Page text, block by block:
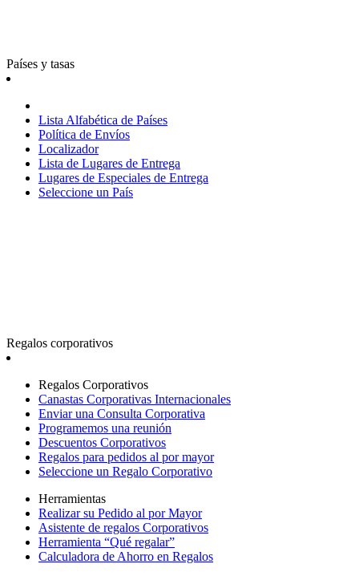
Países y tasas
Lista Alfabética de Países
Política de Envíos
Localizador
Lista de Lugares de Entrega
Lugares de Especiales de Entrega
Seleccione un País
Regalos corporativos
Regalos Corporativos
Canastas Corporativas Internacionales
Enviar una Consulta Corporativa
Programemos una reunión
Descuentos Corporativos
Regalos para pedidos al por mayor
Seleccione un Regalo Corporativo
Herramientas
Realizar su Pedido al por Mayor
Asistente de regalos Corporativos
Herramienta “Qué regalar”
Calculadora de Ahorro en Regalos